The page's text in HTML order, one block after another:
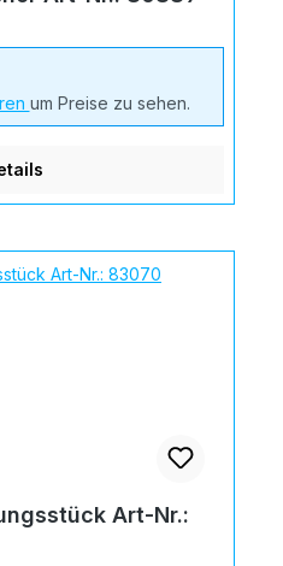
um Preise zu sehen.
Art-Nr.: